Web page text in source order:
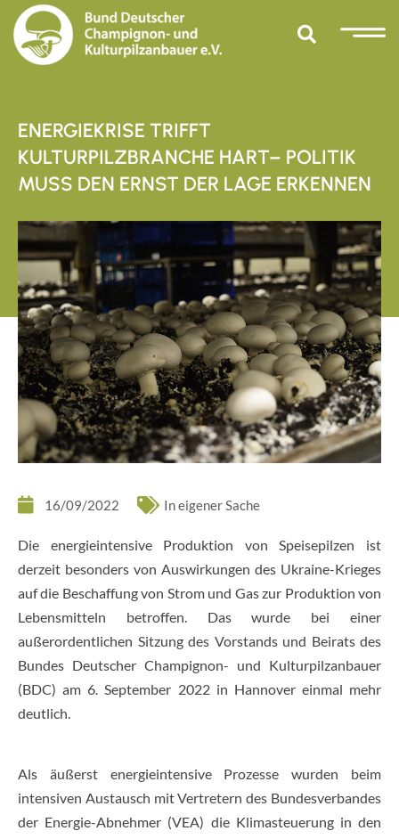
ENERGIEKRISE TRIFFT
KULTURPILZBRANCHE HART– POLITIK
MUSS DEN ERNST DER LAGE ERKENNEN
16/09/2022 In eigener Sache
Die energieintensive Produktion von Speisepilzen ist
derzeit besonders von Auswirkungen des Ukraine-Krieges
auf die Beschaffung von Strom und Gas zur Produktion von
Lebensmitteln betroffen. Das wurde bei einer
außerordentlichen Sitzung des Vorstands und Beirats des
Bundes Deutscher Champignon- und Kulturpilzanbauer
(BDC) am 6. September 2022 in Hannover einmal mehr
deutlich.
Als äußerst energieintensive Prozesse wurden beim
intensiven Austausch mit Vertretern des Bundesverbandes
der Energie-Abnehmer (VEA) die Klimasteuerung in den